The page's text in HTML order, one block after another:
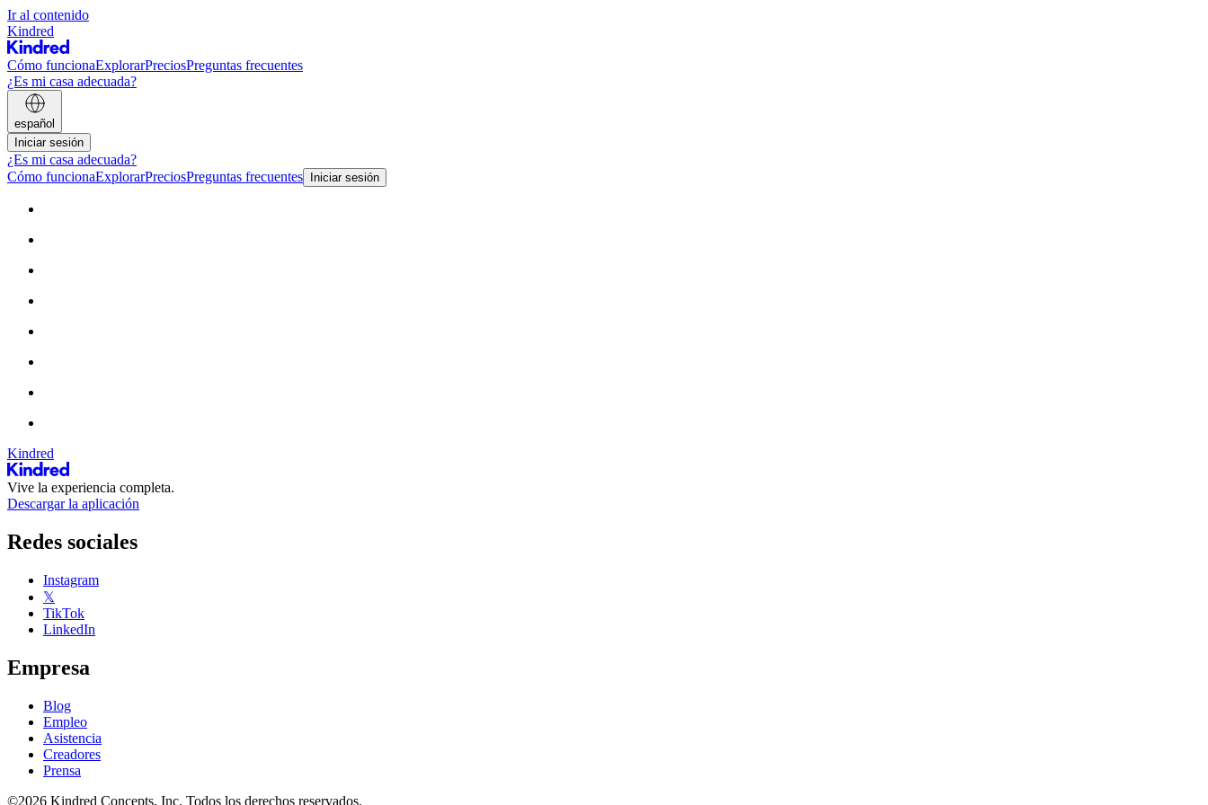
Ir al contenido
Kindred
Cómo funcionaExplorarPreciosPreguntas frecuentes
¿Es mi casa adecuada?
español
Iniciar sesión
¿Es mi casa adecuada?
Cómo funcionaExplorarPreciosPreguntas frecuentes Iniciar sesión
Kindred
Vive la experiencia completa.
Descargar la aplicación
Redes sociales
Instagram
𝕏
TikTok
LinkedIn
Empresa
Blog
Empleo
Asistencia
Creadores
Prensa
©2026 Kindred Concepts, Inc. Todos los derechos reservados.